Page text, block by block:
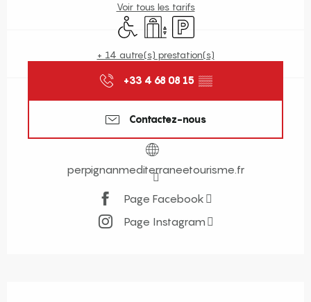
Voir tous les tarifs
Accès handicapés
Ascenseur
Parking
+ 14 autre(s) prestation(s)
+33 4 68 08 15 ▒▒
Contactez-nous
perpignanmediterraneetourisme.fr
Page Facebook
Page Instagram